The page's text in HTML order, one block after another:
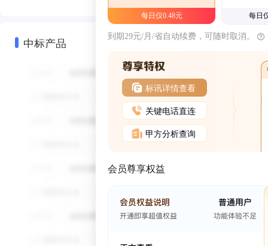
中标产品
每日仅0.48元 每日
到期29元/月/省自动续费，可随时取消。
标讯详情查看
关键电话直连
甲方分析查询
会员尊享权益